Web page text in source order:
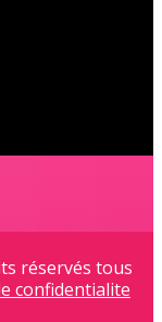
réservés tous
confidentialite